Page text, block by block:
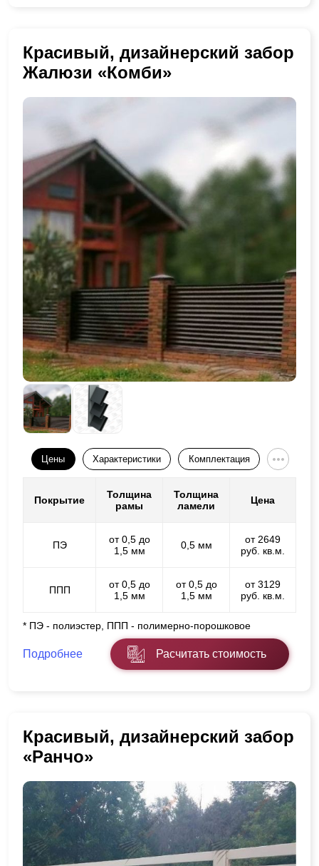
Красивый, дизайнерский забор
Жалюзи «Комби»
Цены Характеристики Комплектация
Покрытие
Толщина
рамы
Толщина
ламели
Цена
ПЭ
от 0,5 до
1,5 мм
0,5 мм
от 2649
руб. кв.м.
ППП
от 0,5 до
1,5 мм
от 0,5 до
1,5 мм
от 3129
руб. кв.м.
* ПЭ - полиэстер, ППП - полимерно-порошковое
Подробнее Расчитать стоимость
Красивый, дизайнерский забор
«Ранчо»